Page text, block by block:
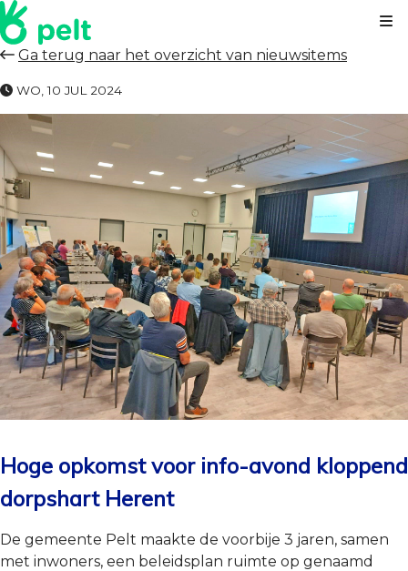
Ga terug naar het overzicht van nieuwsitems
WO, 10 JUL 2024
Hoge opkomst voor info-avond kloppend
dorpshart Herent
De gemeente Pelt maakte de voorbije 3 jaren, samen
met inwoners, een beleidsplan ruimte op genaamd